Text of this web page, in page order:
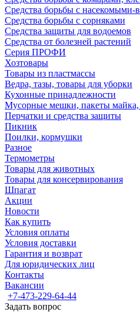
Средства борьбы с насекомыми-
Средства борьбы с сорняками
Средства защиты для водоемов
Средства от болезней растений
Серия ПРОФИ
Хозтовары
Товары из пластмассы
Ведра, тазы, товары для уборки
Кухонные принадлежности
Мусорные мешки, пакеты майка,
Перчатки и средства защиты
Пикник
Поилки, кормушки
Разное
Термометры
Товары для животных
Товары для консервирования
Шпагат
Акции
Новости
Как купить
Условия оплаты
Условия доставки
Гарантия и возврат
Для юридических лиц
Контакты
Вакансии
+7-473-229-64-44
Задать вопрос